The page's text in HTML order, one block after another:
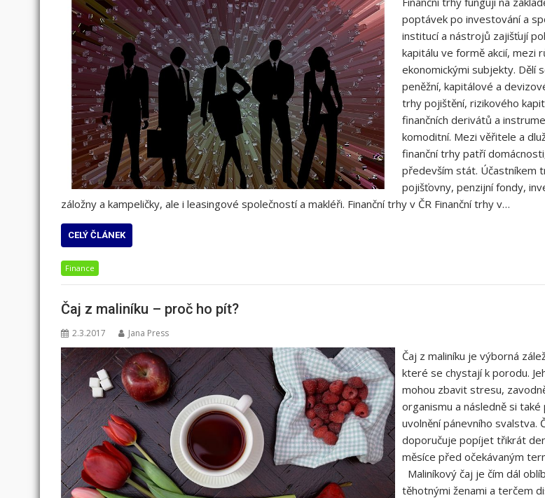
poptávek po investování a
institucí a nástrojů zajišťují
kapitálu ve formě akcií, mezi
ekonomickými subjekty. Dělí
peněžní, kapitálové a
trhy pojištění, rizikového
finančních derivátů a
komoditní. Mezi věřitele a
finanční trhy patří
především stát. Účastníkem
pojišťovny, penzijní fondy,
záložny a kampeličky, ale i leasingové společností a makléři. Finanční trhy v ČR Finanční trhy v…
CELÝ ČLÁNEK
Finance
Čaj z maliníku – proč ho pít?
2.3.2017 Jana Press
Čaj z maliníku je výborná
které se chystají k porodu.
mohou zbavit stresu,
organismu a následně si také
uvolnění pánevního svalstva.
doporučuje popíjet třikrát
měsíce před očekávaným
Maliníkový čaj je čím dál
těhotnými ženami a terčem